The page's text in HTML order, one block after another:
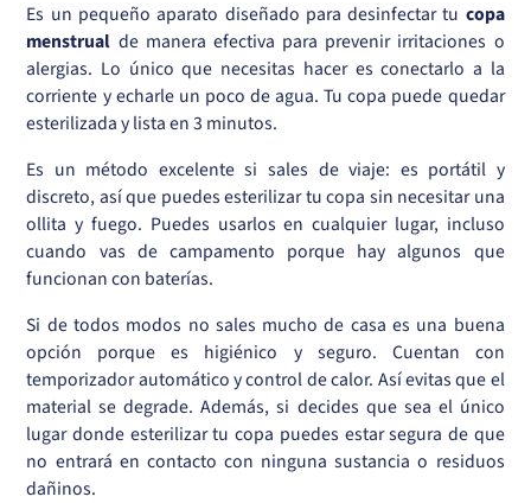
Es un pequeño aparato diseñado para desinfectar tu copa
menstrual de manera efectiva para prevenir irritaciones o
alergias. Lo único que necesitas hacer es conectarlo a la
corriente y echarle un poco de agua. Tu copa puede quedar
esterilizada y lista en 3 minutos.
Es un método excelente si sales de viaje: es portátil y
discreto, así que puedes esterilizar tu copa sin necesitar una
ollita y fuego. Puedes usarlos en cualquier lugar, incluso
cuando vas de campamento porque hay algunos que
funcionan con baterías.
Si de todos modos no sales mucho de casa es una buena
opción porque es higiénico y seguro. Cuentan con
temporizador automático y control de calor. Así evitas que el
material se degrade. Además, si decides que sea el único
lugar donde esterilizar tu copa puedes estar segura de que
no entrará en contacto con ninguna sustancia o residuos
dañinos.